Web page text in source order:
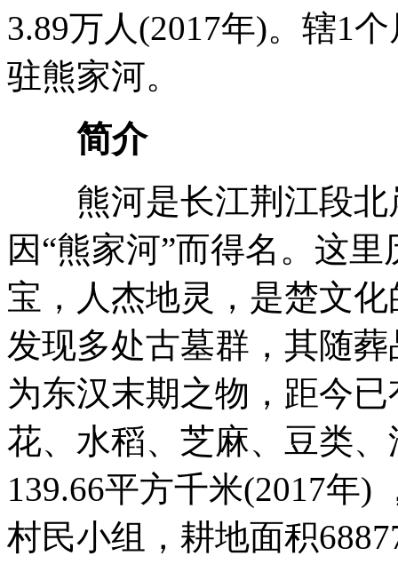
3.89万人(2017年)。辖1
驻熊家河。
简介
熊河是长江荆江段北
因“熊家河”而得名。这
宝，人杰地灵，是楚文
发现多处古墓群，其随
为东汉末期之物，距今
花、水稻、芝麻、豆类
139.66平方千米(2017年)
村民小组，耕地面积